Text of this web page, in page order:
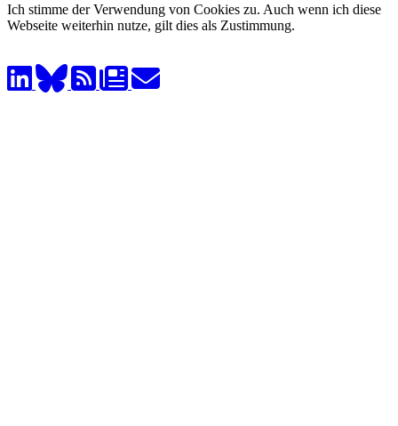
Ich stimme der Verwendung von Cookies zu. Auch wenn ich diese
Webseite weiterhin nutze, gilt dies als Zustimmung.